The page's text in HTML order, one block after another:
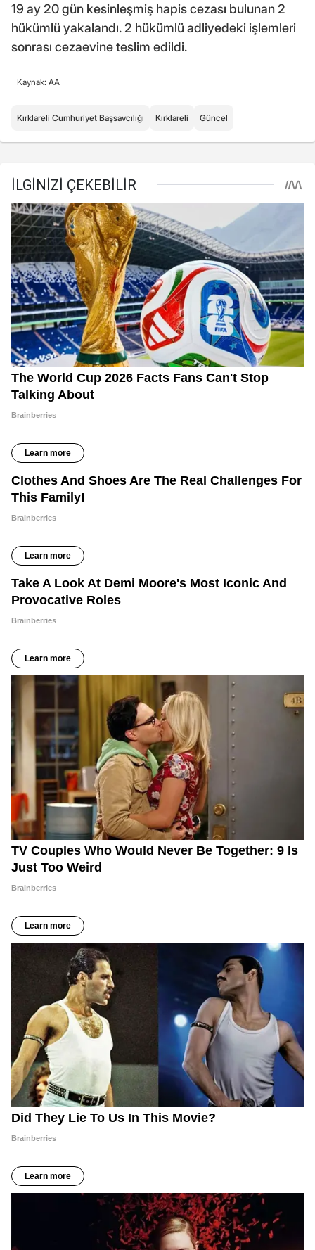
19 ay 20 gün kesinleşmiş hapis cezası bulunan 2
hükümlü yakalandı. 2 hükümlü adliyedeki işlemleri
sonrası cezaevine teslim edildi.
Kaynak: AA
Kırklareli Cumhuriyet Başsavcılığı Kırklareli Güncel